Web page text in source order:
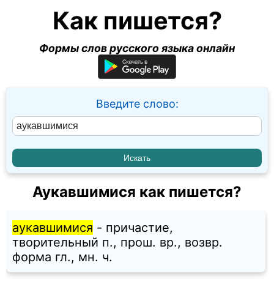
Как пишется?
Формы слов русского языка онлайн
Введите слово:
Аукавшимися как пишется?
аукавшимися - причастие,
творительный п., прош. вр., возвр.
форма гл., мн. ч.